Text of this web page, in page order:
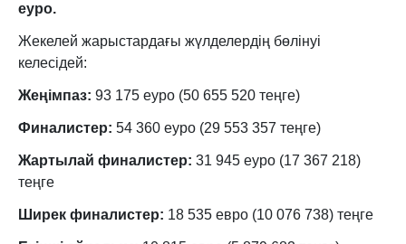
еуро.
Жекелей жарыстардағы жүлделердің бөлінуі
келесідей:
Жеңімпаз: 93 175 еуро (50 655 520 теңге)
Финалистер: 54 360 еуро (29 553 357 теңге)
Жартылай финалистер: 31 945 еуро (17 367 218)
теңге
Ширек финалистер: 18 535 евро (10 076 738) теңге